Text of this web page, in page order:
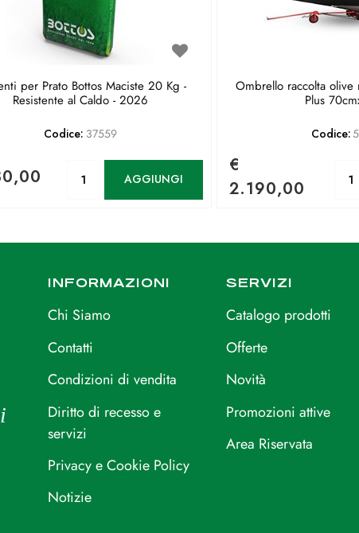
per Prato Bottos Maciste 20 Kg -
Resistente al Caldo - 2026
Codice: 37559
AGGIUNGI
Ombrello raccolta
Plus
Codice:
€
2.190,00
INFORMAZIONI
Chi Siamo
Contatti
Condizioni di vendita
Diritto di recesso e
servizi
Privacy e Cookie Policy
Notizie
SERVIZI
Catalogo prodotti
Offerte
Novità
Promozioni attive
Area Riservata